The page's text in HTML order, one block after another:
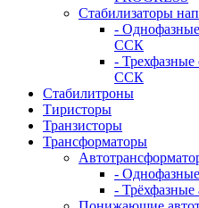
Стабилизаторы
-
ССК
- Трехфазные
ССК
Стабилитроны
Тиристоры
Транзисторы
Трансформаторы
-
-